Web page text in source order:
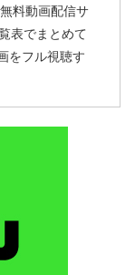
料動画配信サ
表でまとめて
をフル視聴す